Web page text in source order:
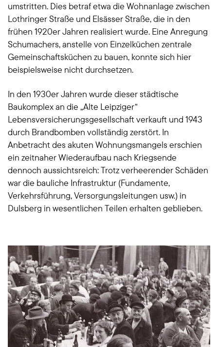
umstritten. Dies betraf etwa die Wohnanlage zwischen
Lothringer Straße und Elsässer Straße, die in den
frühen 1920er Jahren realisiert wurde. Eine Anregung
Schumachers, anstelle von Einzelküchen zentrale
Gemeinschaftsküchen zu bauen, konnte sich hier
beispielsweise nicht durchsetzen.
In den 1930er Jahren wurde dieser städtische
Baukomplex an die „Alte Leipziger“
Lebensversicherungsgesellschaft verkauft und 1943
durch Brandbomben vollständig zerstört. In
Anbetracht des akuten Wohnungsmangels erschien
ein zeitnaher Wiederaufbau nach Kriegsende
dennoch aussichtsreich: Trotz verheerender Schäden
war die bauliche Infrastruktur (Fundamente,
Verkehrsführung, Versorgungsleitungen usw.) in
Dulsberg in wesentlichen Teilen erhalten geblieben.